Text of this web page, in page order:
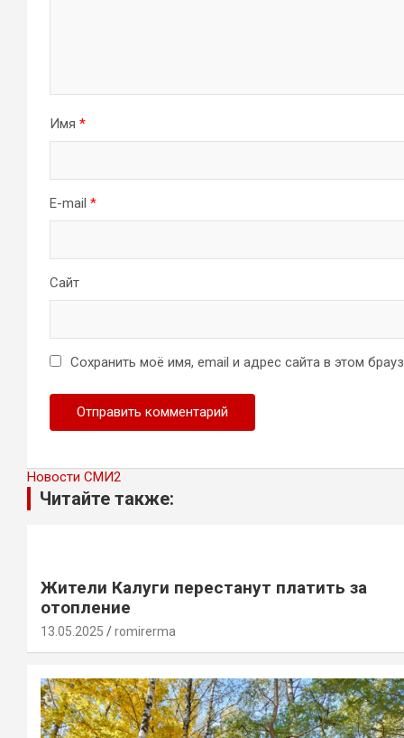
Имя *
E-mail *
Сайт
Сохранить моё имя, email и адрес сайта в этом
Новости СМИ2
Читайте также:
Жители Калуги перестанут платить за
отопление
13.05.2025 romirerma